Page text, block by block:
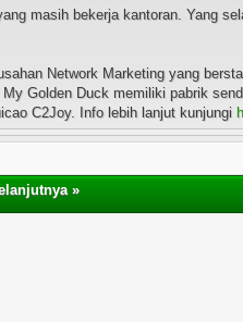
masih bekerja kantoran. Yang
Network Marketing yang
Golden Duck memiliki pabrik
C2Joy. Info lebih lanjut kunjungi
»